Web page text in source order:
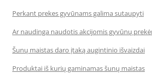
Perkant prekes gyvūnams galima sutaupyti
Ar naudinga naudotis akcijomis gyvūnų
Šunų maistas daro įtaką augintinio išvaizdai
Produktai iš kurių gaminamas šunų maistas